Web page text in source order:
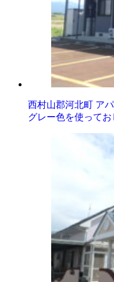
西村山郡河北町 ア
グレー色を使ってお